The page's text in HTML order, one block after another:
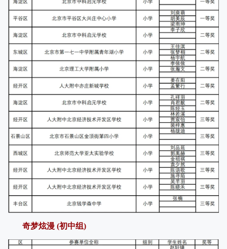
奇梦炫漫 (初中组)